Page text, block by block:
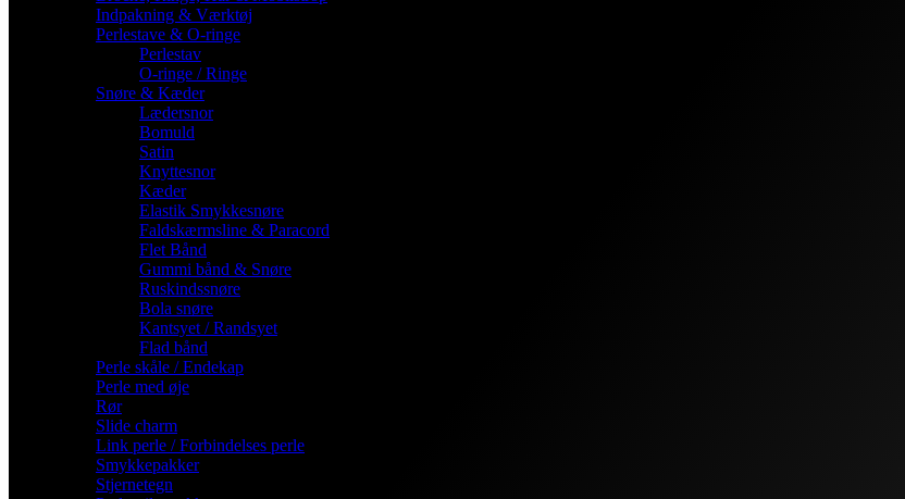
Indpakning & Værktøj
Perlestave & O-ringe
Perlestav
O-ringe / Ringe
Snøre & Kæder
Lædersnor
Bomuld
Satin
Knyttesnor
Kæder
Elastik Smykkesnøre
Faldskærmsline & Paracord
Flet Bånd
Gummi bånd & Snøre
Ruskindssnøre
Bola snøre
Kantsyet / Randsyet
Flad bånd
Perle skåle / Endekap
Perle med øje
Rør
Slide charm
Link perle / Forbindelses perle
Smykkepakker
Stjernetegn